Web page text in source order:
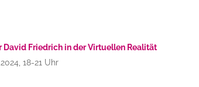
David Friedrich in der Virtuellen Realität
18-21 Uhr